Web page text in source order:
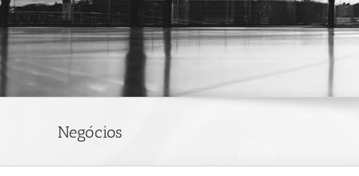
Negócios